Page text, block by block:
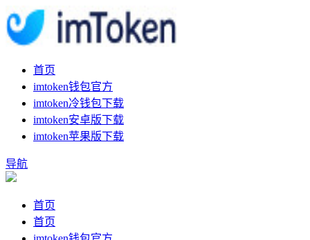
首页
imtoken钱包官方
imtoken冷钱包下载
imtoken安卓版下载
imtoken苹果版下载
导航
首页
首页